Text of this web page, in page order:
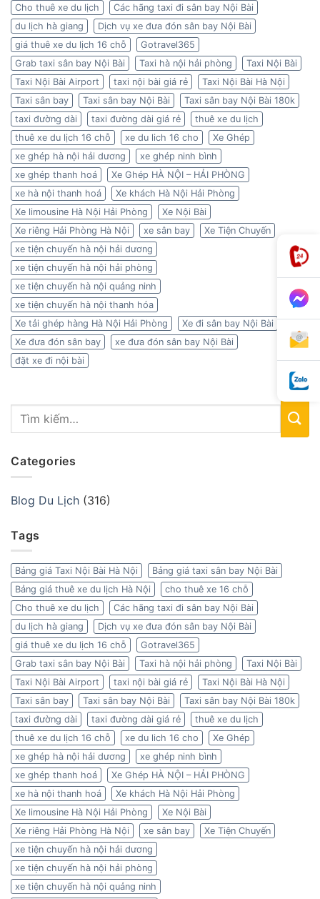
Cho thuê xe du lịch
Các hãng taxi đi sân bay Nội Bài
du lịch hà giang
Dịch vụ xe đưa đón sân bay Nội Bài
giá thuê xe du lịch 16 chỗ
Gotravel365
Grab taxi sân bay Nội Bài
Taxi hà nội hải phòng
Taxi Nội Bài
Taxi Nội Bài Airport
taxi nội bài giá rẻ
Taxi Nội Bài Hà Nội
Taxi sân bay
Taxi sân bay Nội Bài
Taxi sân bay Nội Bài 180k
taxi đường dài
taxi đường dài giá rẻ
thuê xe du lịch
thuê xe du lịch 16 chỗ
xe du lich 16 cho
Xe Ghép
xe ghép hà nội hải dương
xe ghép ninh bình
xe ghép thanh hoá
Xe Ghép HÀ NỘI – HẢI PHÒNG
xe hà nội thanh hoá
Xe khách Hà Nội Hải Phòng
Xe limousine Hà Nội Hải Phòng
Xe Nội Bài
Xe riêng Hải Phòng Hà Nội
xe sân bay
Xe Tiện Chuyến
xe tiện chuyến hà nội hải dương
xe tiện chuyến hà nội hải phòng
xe tiện chuyến hà nội quảng ninh
xe tiện chuyến hà nội thanh hóa
Xe tải ghép hàng Hà Nội Hải Phòng
Xe đi sân bay Nội Bài
Xe đưa đón sân bay
xe đưa đón sân bay Nội Bài
đặt xe đi nội bài
Categories
Blog Du Lịch (316)
Tags
Bảng giá Taxi Nội Bài Hà Nội
Bảng giá taxi sân bay Nội Bài
Bảng giá thuê xe du lịch Hà Nội
cho thuê xe 16 chỗ
Cho thuê xe du lịch
Các hãng taxi đi sân bay Nội Bài
du lịch hà giang
Dịch vụ xe đưa đón sân bay Nội Bài
giá thuê xe du lịch 16 chỗ
Gotravel365
Grab taxi sân bay Nội Bài
Taxi hà nội hải phòng
Taxi Nội Bài
Taxi Nội Bài Airport
taxi nội bài giá rẻ
Taxi Nội Bài Hà Nội
Taxi sân bay
Taxi sân bay Nội Bài
Taxi sân bay Nội Bài 180k
taxi đường dài
taxi đường dài giá rẻ
thuê xe du lịch
thuê xe du lịch 16 chỗ
xe du lich 16 cho
Xe Ghép
xe ghép hà nội hải dương
xe ghép ninh bình
xe ghép thanh hoá
Xe Ghép HÀ NỘI – HẢI PHÒNG
xe hà nội thanh hoá
Xe khách Hà Nội Hải Phòng
Xe limousine Hà Nội Hải Phòng
Xe Nội Bài
Xe riêng Hải Phòng Hà Nội
xe sân bay
Xe Tiện Chuyến
xe tiện chuyến hà nội hải dương
xe tiện chuyến hà nội hải phòng
xe tiện chuyến hà nội quảng ninh